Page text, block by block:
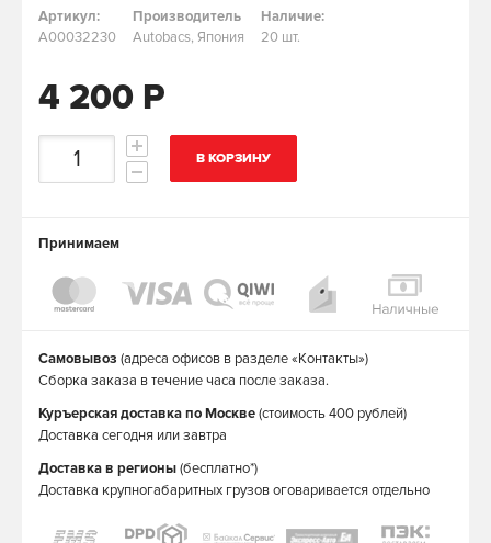
Артикул:
A00032230
Производитель
Autobacs, Япония
Наличие:
20 шт.
4 200 Р
В КОРЗИНУ
Принимаем
Самовывоз (адреса офисов в разделе «Контакты»)
Сборка заказа в течение часа после заказа.
Куръерская доставка по Москве(стоимость 400 рублей)
Доставка сегодня или завтра
Доставка в регионы(бесплатно*)
Доставка крупногабаритных грузов оговаривается отдельно